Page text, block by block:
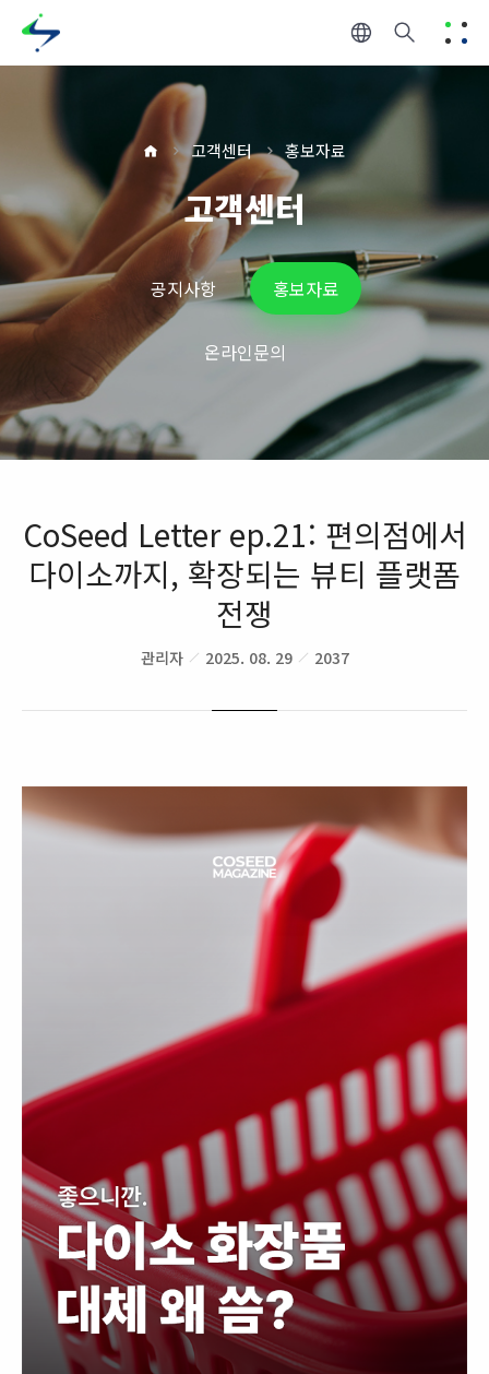
고객센터 홍보자료
고객센터
공지사항 홍보자료
온라인문의
CoSeed Letter ep.21: 편의점에서
다이소까지, 확장되는 뷰티 플랫폼
전쟁
관리자 2025. 08. 29 2037